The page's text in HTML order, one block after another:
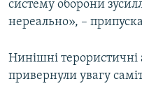
систему оборони
нереально», –
Нинішні терористичні
привернули увагу